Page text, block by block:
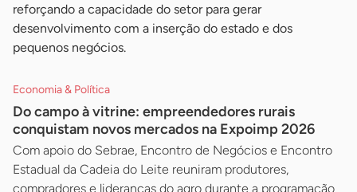
reforçando a capacidade do setor para gerar
desenvolvimento com a inserção do estado e dos
pequenos negócios.
Economia & Política
Do campo à vitrine: empreendedores rurais
conquistam novos mercados na Expoimp 2026
Com apoio do Sebrae, Encontro de Negócios e Encontro
Estadual da Cadeia do Leite reuniram produtores,
compradores e lideranças do agro durante a programação